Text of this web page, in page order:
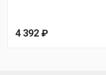
4 392 ₽